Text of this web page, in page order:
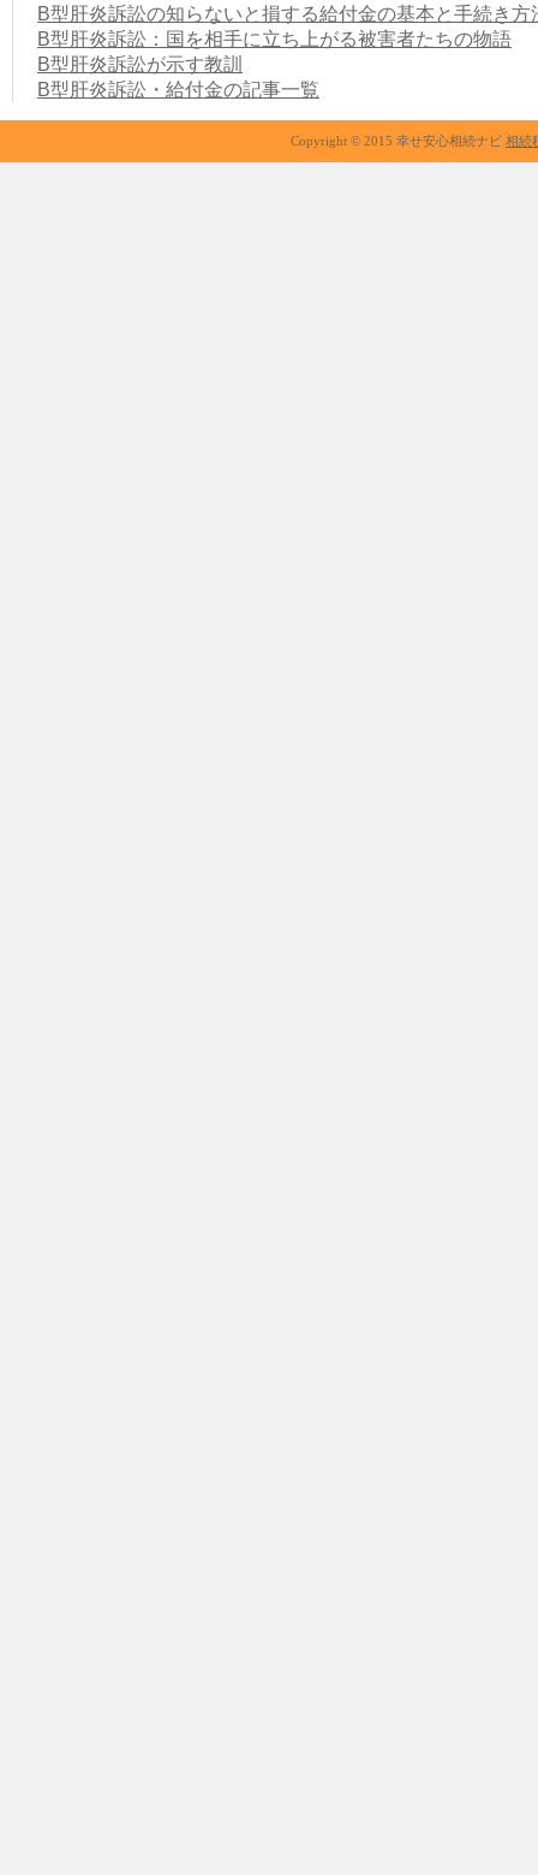
B型肝炎訴訟の知らないと損する給付金の基本と手続き方
B型肝炎訴訟：国を相手に立ち上がる被害者たちの物語
B型肝炎訴訟が示す教訓
B型肝炎訴訟・給付金の記事一覧
Copyright © 2015 幸せ安心相続ナビ 相続